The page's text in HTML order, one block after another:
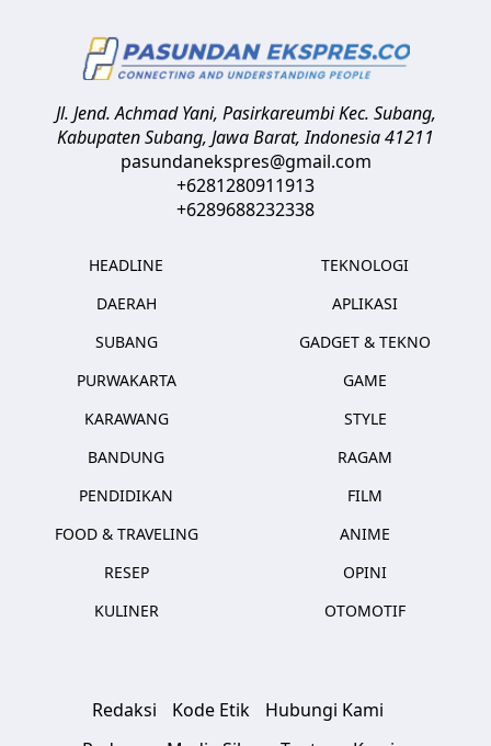
Jl. Jend. Achmad Yani, Pasirkareumbi Kec. Subang,
Kabupaten Subang, Jawa Barat,Indonesia41211
pasundanekspres@gmail.com
+6281280911913
+6289688232338
HEADLINE
DAERAH
SUBANG
PURWAKARTA
KARAWANG
BANDUNG
PENDIDIKAN
FOOD & TRAVELING
RESEP
KULINER
TEKNOLOGI
APLIKASI
GADGET & TEKNO
GAME
STYLE
RAGAM
FILM
ANIME
OPINI
OTOMOTIF
Redaksi Kode Etik
Hubungi Kami